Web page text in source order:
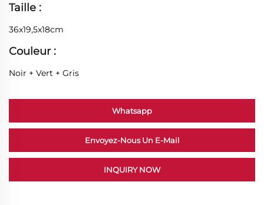
Taille :
36x19,5x18cm
Couleur :
Noir + Vert + Gris
Whatsapp
Envoyez-Nous Un E-Mail
INQUIRY NOW